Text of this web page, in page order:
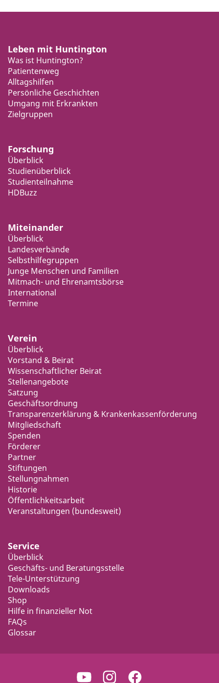
Leben mit Huntington
Was ist Huntington?
Patientenweg
Alltagshilfen
Persönliche Geschichten
Umgang mit Erkrankten
Zielgruppen
Forschung
Überblick
Studienüberblick
Studienteilnahme
HDBuzz
Miteinander
Überblick
Landesverbände
Selbsthilfegruppen
Junge Menschen und Familien
Mitmach- und Ehrenamtsbörse
International
Termine
Verein
Überblick
Vorstand & Beirat
Wissenschaftlicher Beirat
Stellenangebote
Satzung
Geschäftsordnung
Transparenzerklärung & Krankenkassenförderung
Mitgliedschaft
Spenden
Förderer
Partner
Stiftungen
Stellungnahmen
Historie
Öffentlichkeitsarbeit
Veranstaltungen (bundesweit)
Service
Überblick
Geschäfts- und Beratungsstelle
Tele-Unterstützung
Downloads
Shop
Hilfe in finanzieller Not
FAQs
Glossar